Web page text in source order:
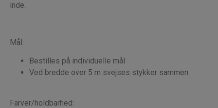
inde.
Mål:
Bestilles på individuelle mål
Ved bredde over 5 m svejses stykker sammen
Farver/holdbarhed: